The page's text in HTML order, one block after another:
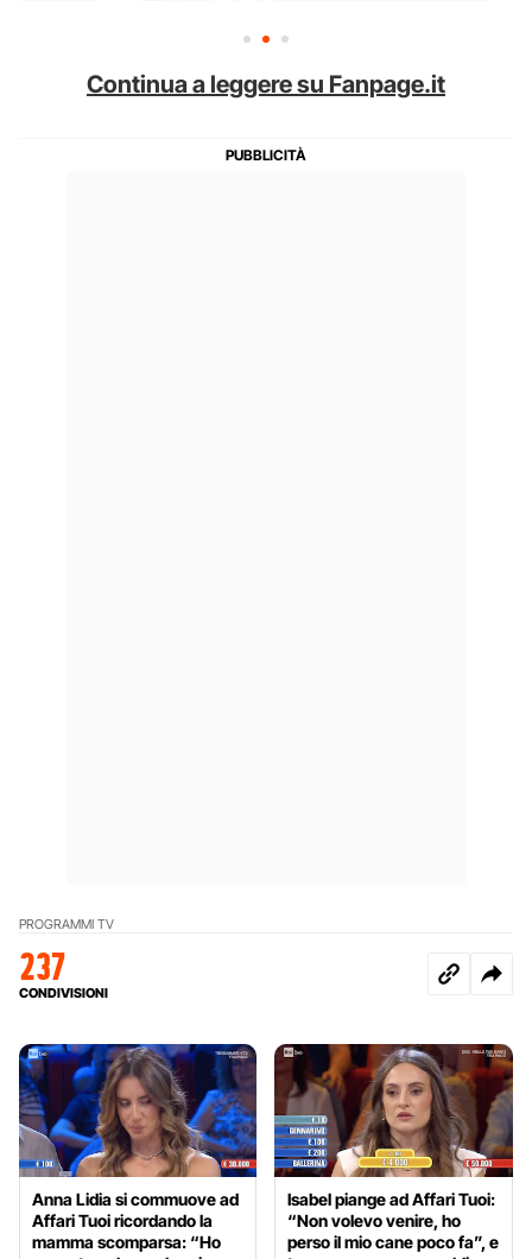
Continua a leggere su Fanpage.it
PROGRAMMI TV
237
CONDIVISIONI
Anna Lidia si commuove ad
Affari Tuoi ricordando la
mamma scomparsa: “Ho
Isabel piange ad Affari Tuoi:
“Non volevo venire, ho
perso il mio cane poco fa”, e